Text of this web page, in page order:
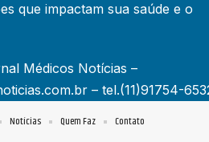
que impactam sua saúde e o
Médicos Notícias –
– tel.(11)91754-
Notícias Quem Faz Contato